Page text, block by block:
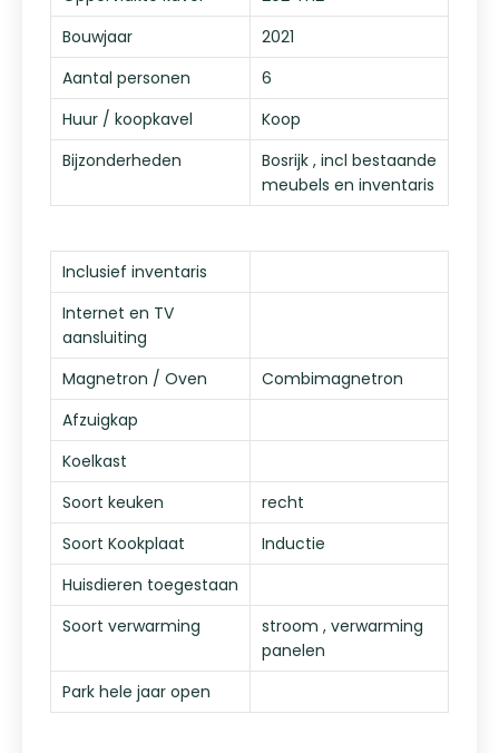
Bouwjaar
2021
Aantal personen
6
Huur / koopkavel
Koop
Bijzonderheden
Bosrijk , incl bestaande
meubels en inventaris
Inclusief inventaris
Internet en TV
aansluiting
Magnetron / Oven
Combimagnetron
Afzuigkap
Koelkast
Soort keuken
recht
Soort Kookplaat
Inductie
Huisdieren toegestaan
Soort verwarming
stroom , verwarming
panelen
Park hele jaar open